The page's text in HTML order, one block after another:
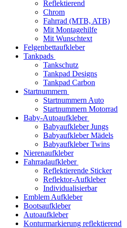
Reflektierend
Chrom
Fahrrad (MTB, ATB)
Mit Montagehilfe
Mit Wunschtext
Felgenbettaufkleber
Tankpads
Tankschutz
Tankpad Designs
Tankpad Carbon
Startnummern
Startnummern Auto
Startnummern Motorrad
Baby-Autoaufkleber
Babyaufkleber Jungs
Babyaufkleber Mädels
Babyaufkleber Twins
Nierenaufkleber
Fahrradaufkleber
Reflektierende Sticker
Reflektor-Aufkleber
Individualisierbar
Emblem Aufkleber
Bootsaufkleber
Autoaufkleber
Konturmarkierung reflektierend